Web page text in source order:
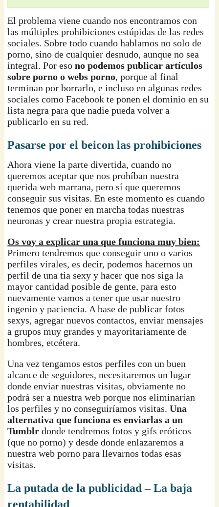
El problema viene cuando nos encontramos con
las múltiples prohibiciones estúpidas de las redes
sociales. Sobre todo cuando hablamos no solo de
porno, sino de cualquier desnudo, aunque no sea
integral. Por esono podemos publicar artículos
sobre porno o webs porno, porque al final
terminan por borrarlo, e incluso en algunas redes
sociales como Facebook te ponen el dominio en su
lista negra para que nadie pueda volver a
publicarlo en su red.
Pasarse por el beicon las prohibiciones
Ahora viene la parte divertida, cuando no
queremos aceptar que nos prohíban nuestra
querida web marrana, pero sí que queremos
conseguir sus visitas. En este momento es cuando
tenemos que poner en marcha todas nuestras
neuronas y crear nuestra propia estrategia.
Os voy a explicar una que funciona muy bien:
Primero tendremos que conseguir uno o varios
perfiles virales, es decir, podemos hacernos un
perfil de una tía sexy y hacer que nos siga la
mayor cantidad posible de gente, para esto
nuevamente vamos a tener que usar nuestro
ingenio y paciencia. A base de publicar fotos
sexys, agregar nuevos contactos, enviar mensajes
a grupos muy grandes y mayoritariamente de
hombres, etcétera.
Una vez tengamos estos perfiles con un buen
alcance de seguidores, necesitaremos un lugar
donde enviar nuestras visitas, obviamente no
podrá ser a nuestra web porque nos eliminarían
los perfiles y no conseguiríamos visitas.Una
alternativa que funciona es enviarlas a un
Tumblr donde tendremos fotos y gifs eróticos
(que no porno) y desde donde enlazaremos a
nuestra web porno para llevarnos todas esas
visitas.
La putada de la publicidad – La baja
rentabilidad